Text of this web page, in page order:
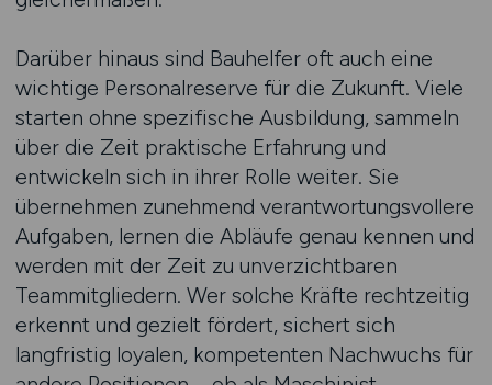
Darüber hinaus sind Bauhelfer oft auch eine
wichtige Personalreserve für die Zukunft. Viele
starten ohne spezifische Ausbildung, sammeln
über die Zeit praktische Erfahrung und
entwickeln sich in ihrer Rolle weiter. Sie
übernehmen zunehmend verantwortungsvollere
Aufgaben, lernen die Abläufe genau kennen und
werden mit der Zeit zu unverzichtbaren
Teammitgliedern. Wer solche Kräfte rechtzeitig
erkennt und gezielt fördert, sichert sich
langfristig loyalen, kompetenten Nachwuchs für